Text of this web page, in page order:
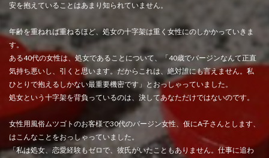
安を抱えていることはあまり知られていません。
年齢を重ねれば重ねるほど、処女の十字架は重く女性にのしかかっていきま
す。
ある40代の女性は、処女であることについて、「40歳でバージンなんて正直
気持ち悪いし、引くと思います。だからこれは、絶対誰にも言えません。私
ひとりで抱えるしかない最重要機密です」とおっしゃっていました。
処女という十字架を背負っているのは、決してあなただけではないのです。
女性用風俗ムツゴトのお客様で30代のバージン女性、仮にA子さんとします、
はこんなことをおっしゃっていました。
「私は処女、恋愛経験もゼロで、彼氏がいたこともありません。仕事に追わ